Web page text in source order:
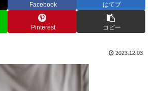
Facebook はてブ
Pinterest コピー
2023.12.03